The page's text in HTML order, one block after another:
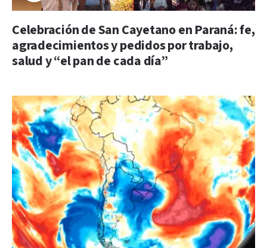
Celebración de San Cayetano en Paraná: fe,
agradecimientos y pedidos por trabajo,
salud y “el pan de cada día”